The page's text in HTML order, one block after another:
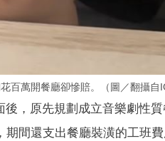
百萬開餐廳卻慘賠。（圖／翻攝自
後，原先規劃成立音樂劇性
期間還支出餐廳裝潢的工班